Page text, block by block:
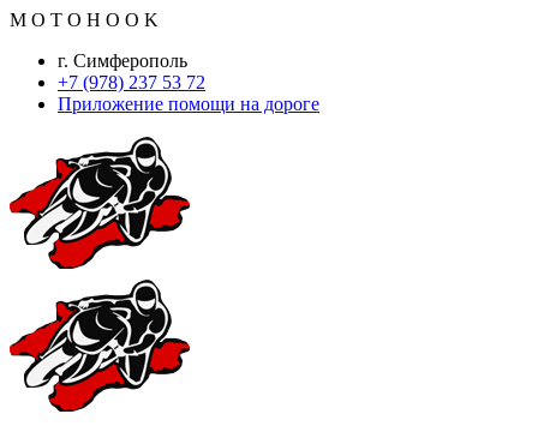
M O T O H O O K
г. Симферополь
+7 (978) 237 53 72
Приложение помощи на дороге